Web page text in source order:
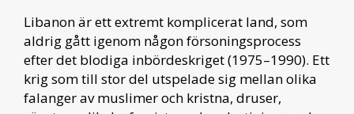
Libanon är ett extremt komplicerat land, som
aldrig gått igenom någon försoningsprocess
efter det blodiga inbördeskriget (1975–1990). Ett
krig som till stor del utspelade sig mellan olika
falanger av muslimer och kristna, druser,